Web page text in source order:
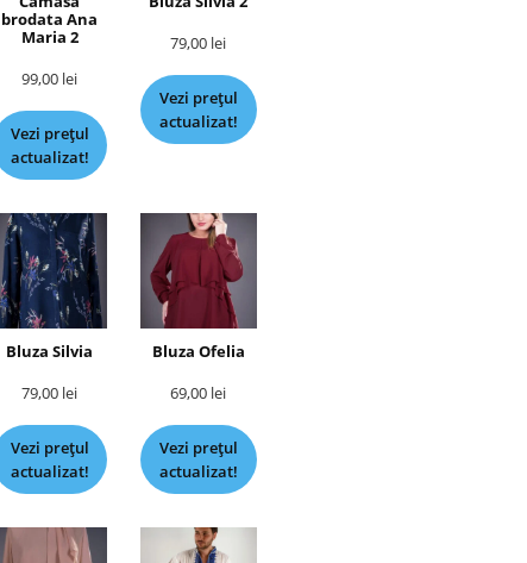
brodata Ana
Maria 2
99,00 lei
Vezi prețul
actualizat!
79,00 lei
Vezi prețul
actualizat!
Bluza Silvia
79,00 lei
Vezi prețul
actualizat!
Bluza Ofelia
69,00 lei
Vezi prețul
actualizat!